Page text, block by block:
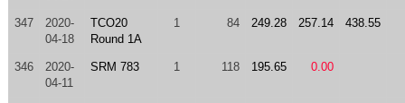
347
2020-
04-18
TCO20
Round 1A
1 84 249.28 257.14 438.55
346
2020-
04-11
SRM 783 1 118 195.65 0.00